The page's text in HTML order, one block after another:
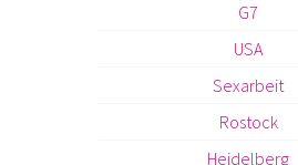
G7
USA
Sexarbeit
Rostock
Heidelberg